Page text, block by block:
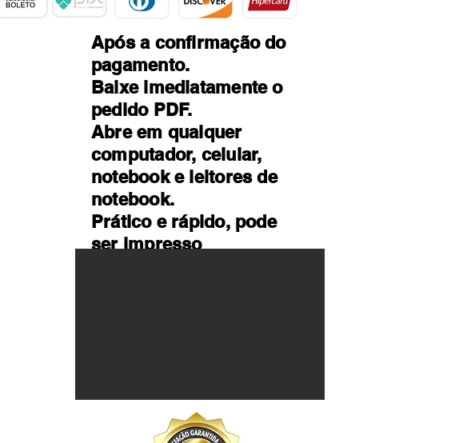
Após a confirmação do
pagamento.
Baixe imediatamente o
pedido PDF.
Abre em qualquer
computador, celular,
notebook e leitores de
notebook.
Prático e rápido, pode
ser impresso